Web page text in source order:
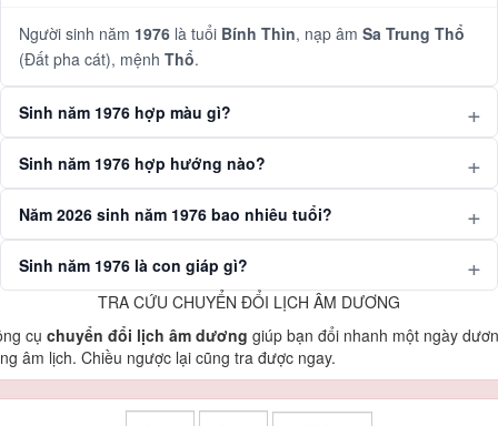
Người sinh năm 1976 là tuổi Bính Thìn, nạp âm Sa Trung Thổ
(Đất pha cát), mệnh Thổ.
Sinh năm 1976 hợp màu gì?
Sinh năm 1976 hợp hướng nào?
Năm 2026 sinh năm 1976 bao nhiêu tuổi?
Sinh năm 1976 là con giáp gì?
TRA CỨU CHUYỂN ĐỔI LỊCH ÂM DƯƠNG
cụ chuyển đổi lịch âm dương giúp bạn đổi nhanh một ngày
âm lịch. Chiều ngược lại cũng tra được ngay.